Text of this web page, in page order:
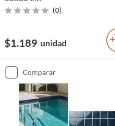
(0)
$1.189 unidad
comparar